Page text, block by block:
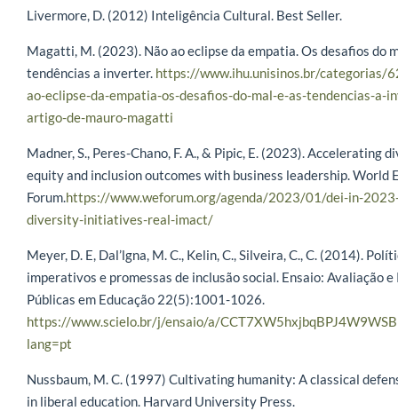
Livermore, D. (2012) Inteligência Cultural. Best Seller.
Magatti, M. (2023). Não ao eclipse da empatia. Os desafios do
tendências a inverter. https://www.ihu.unisinos.br/categorias/
ao-eclipse-da-empatia-os-desafios-do-mal-e-as-tendencias-a-
artigo-de-mauro-magatti
Madner, S., Peres-Chano, F. A., & Pipic, E. (2023). Accelerating
equity and inclusion outcomes with business leadership. World
Forum.https://www.weforum.org/agenda/2023/01/dei-in-
diversity-initiatives-real-imact/
Meyer, D. E, Dal’lgna, M. C., Kelin, C., Silveira, C., C. (2014).
imperativos e promessas de inclusão social. Ensaio: Avaliação
Públicas em Educação 22(5):1001-1026.
https://www.scielo.br/j/ensaio/a/
lang=pt
Nussbaum, M. C. (1997) Cultivating humanity: A classical
in liberal education. Harvard University Press.